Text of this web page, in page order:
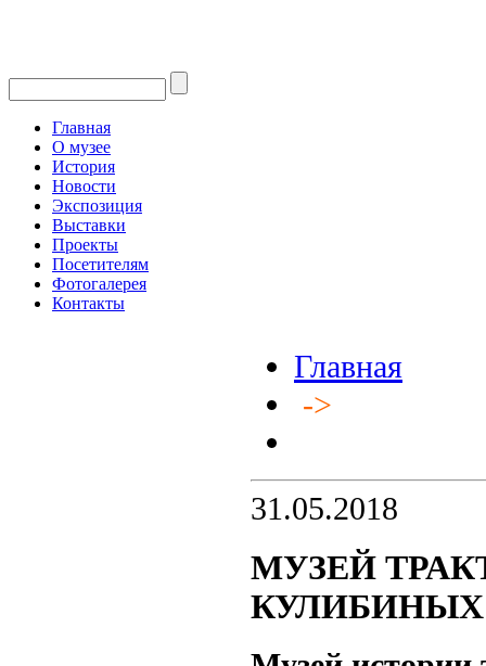
Главная
О музее
История
Новости
Экспозиция
Выставки
Проекты
Посетителям
Фотогалерея
Контакты
Главная
->
31.05.2018
МУЗЕЙ
КУЛИБИНЫХ